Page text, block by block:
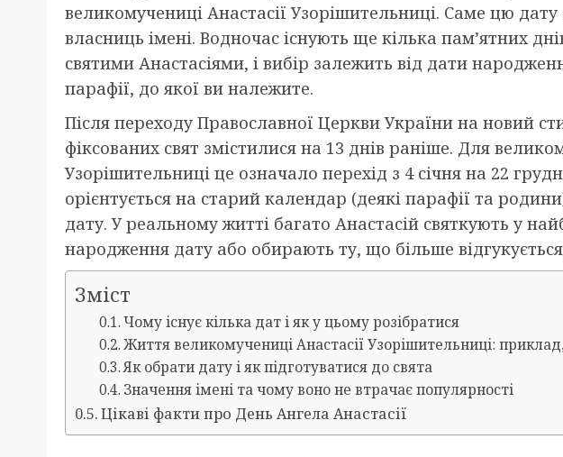
великомучениці Анастасії Узорішительниці. Саме цю дату
власниць імені. Водночас існують ще кілька пам’ятних
святими Анастасіями, і вибір залежить від дати
парафії, до якої ви належите.
Після переходу Православної Церкви України на новий
фіксованих свят змістилися на 13 днів раніше. Для
Узорішительниці це означало перехід з 4 січня на 22
орієнтується на старий календар (деякі парафії та
дату. У реальному житті багато Анастасій святкують у
народження дату або обирають ту, що більше
Зміст
Чому існує кілька дат і як у цьому розібратися
Життя великомучениці Анастасії Узорішительниці:
Як обрати дату і як підготуватися до свята
Значення імені та чому воно не втрачає популярності
Цікаві факти про День Ангела Анастасії